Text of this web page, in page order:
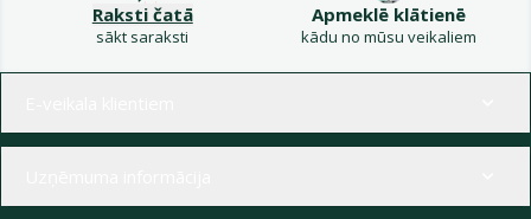
Raksti čatā
sākt saraksti
Apmeklē klātienē
kādu no mūsu veikaliem